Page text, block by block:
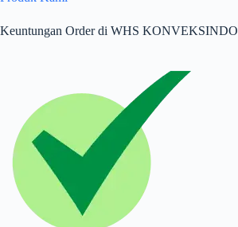
Keuntungan Order di WHS KONVEKSINDO